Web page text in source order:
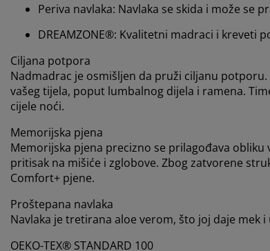
Periva navlaka: Navlaka se skida i može se
DREAMZONE®: Kvalitetni madraci i kreveti
Ciljana potpora
Nadmadrac je osmišljen da pruži ciljanu
vašeg tijela, poput lumbalnog dijela i ramena.
cijele noći.
Memorijska pjena
Memorijska pjena precizno se prilagođava
pritisak na mišiće i zglobove. Zbog zatvorene
Comfort+ pjene.
Proštepana navlaka
Navlaka je tretirana aloe verom, što joj daje mek
OEKO-TEX® STANDARD 100